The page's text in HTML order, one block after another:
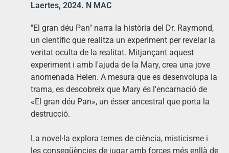
Laertes, 2024. N MAC
"El gran déu Pan" narra la història del Dr. Raymond,
un científic que realitza un experiment per revelar la
veritat oculta de la realitat. Mitjançant aquest
experiment i amb l'ajuda de la Mary, crea una jove
anomenada Helen. A mesura que es desenvolupa la
trama, es descobreix que Mary és l'encarnació de
«El gran déu Pan», un ésser ancestral que porta la
destrucció.
La novel·la explora temes de ciència, misticisme i
les conseqüències de jugar amb forces més enllà de